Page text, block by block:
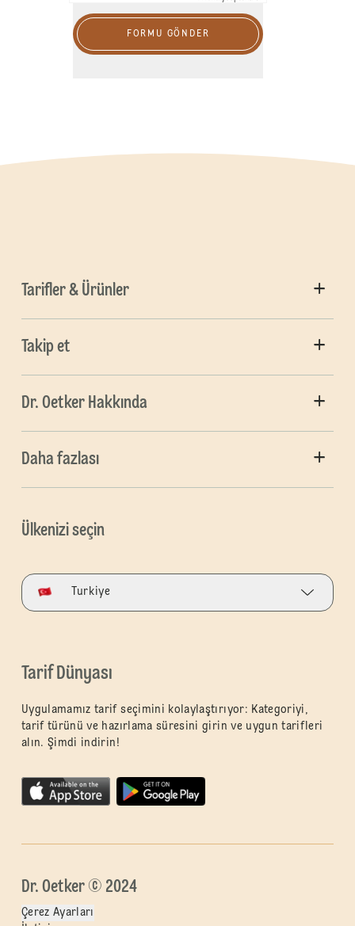
FORMU GÖNDER
Tarifler & Ürünler
Takip et
Dr. Oetker Hakkında
Daha fazlası
Ülkenizi seçin
Turkiye
Tarif Dünyası
Uygulamamız tarif seçimini kolaylaştırıyor: Kategoriyi,
tarif türünü ve hazırlama süresini girin ve uygun tarifleri
alın. Şimdi indirin!
Dr. Oetker © 2024
Çerez Ayarları